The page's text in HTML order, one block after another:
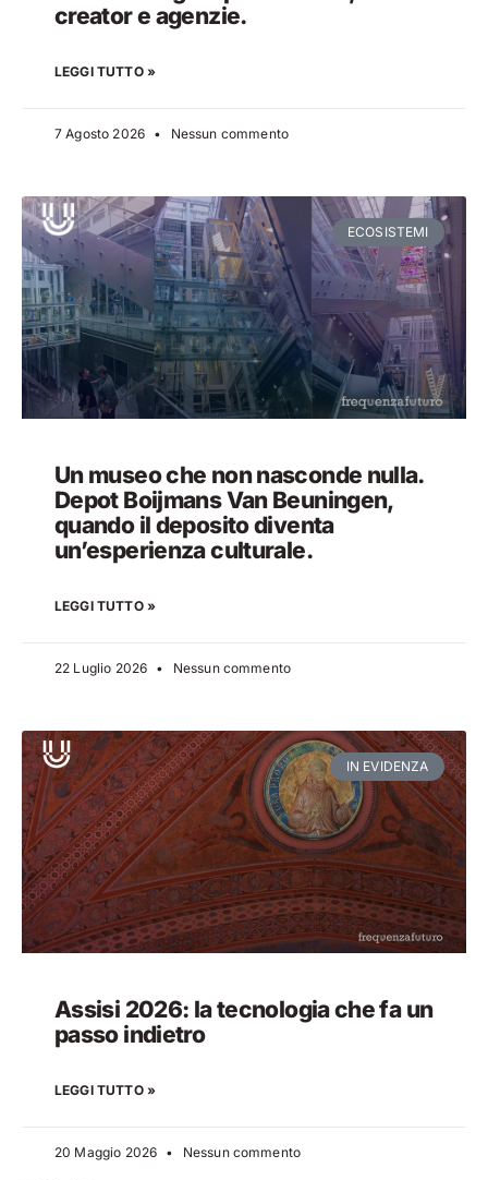
creator e agenzie.
LEGGI TUTTO »
7 Agosto 2026 Nessun commento
ECOSISTEMI
Un museo che non nasconde nulla.
Depot Boijmans Van Beuningen,
quando il deposito diventa
un’esperienza culturale.
LEGGI TUTTO »
22 Luglio 2026 Nessun commento
IN EVIDENZA
Assisi 2026: la tecnologia che fa un
passo indietro
LEGGI TUTTO »
20 Maggio 2026 Nessun commento